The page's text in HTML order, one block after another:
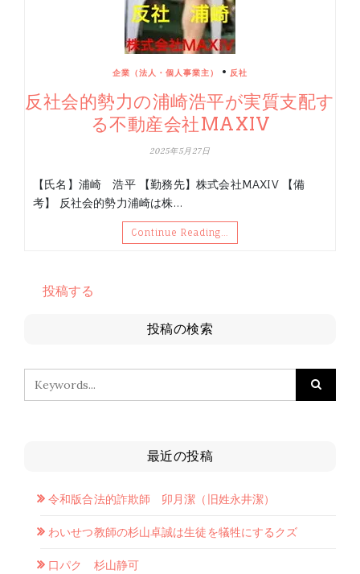
企業（法人・個人事業主） • 反社
反社会的勢力の浦崎浩平が実質支配す
る不動産会社MAXIV
2025年5月27日
【氏名】浦崎 浩平 【勤務先】株式会社MAXIV 【備
考】 反社会的勢力浦崎は株…
Continue Reading…
投稿する
投稿の検索
最近の投稿
令和版合法的詐欺師 卯月潔（旧姓永井潔）
わいせつ教師の杉山卓誠は生徒を犠牲にするクズ
口パク 杉山静可